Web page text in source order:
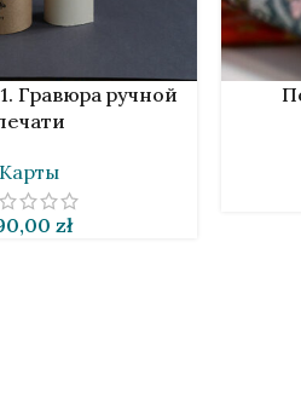
Гравюра ручной
Карты
zł
В